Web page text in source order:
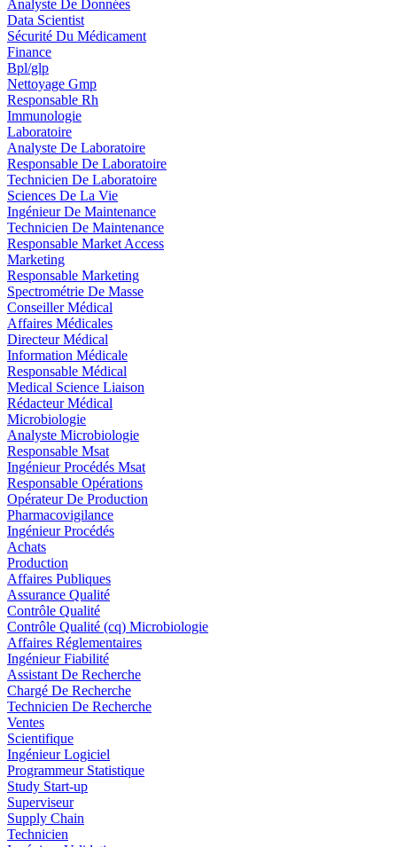
Analyste De Données
Data Scientist
Sécurité Du Médicament
Finance
Bpl/glp
Nettoyage Gmp
Responsable Rh
Immunologie
Laboratoire
Analyste De Laboratoire
Responsable De Laboratoire
Technicien De Laboratoire
Sciences De La Vie
Ingénieur De Maintenance
Technicien De Maintenance
Responsable Market Access
Marketing
Responsable Marketing
Spectrométrie De Masse
Conseiller Médical
Affaires Médicales
Directeur Médical
Information Médicale
Responsable Médical
Medical Science Liaison
Rédacteur Médical
Microbiologie
Analyste Microbiologie
Responsable Msat
Ingénieur Procédés Msat
Responsable Opérations
Opérateur De Production
Pharmacovigilance
Ingénieur Procédés
Achats
Production
Affaires Publiques
Assurance Qualité
Contrôle Qualité
Contrôle Qualité (cq) Microbiologie
Affaires Réglementaires
Ingénieur Fiabilité
Assistant De Recherche
Chargé De Recherche
Technicien De Recherche
Ventes
Scientifique
Ingénieur Logiciel
Programmeur Statistique
Study Start-up
Superviseur
Supply Chain
Technicien